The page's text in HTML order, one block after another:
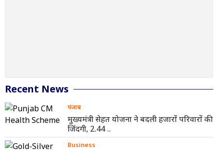
Recent News
पंजाब
मुख्यमंत्री सेहत योजना ने बदली हजारों परिवारों की
जिंदगी, 2.44 ..
Business